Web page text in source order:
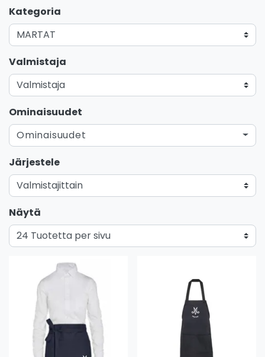
Kategoria
Valmistaja
Ominaisuudet
Ominaisuudet
Järjestele
Näytä